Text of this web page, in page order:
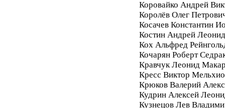
Коровайко Андрей
Королёв Олег
Косачев Константин
Костин Андрей
Кох Альфред
Кочарян Роберт
Кравчук Леонид
Кресс Виктор
Крюков Валерий
Кудрин Алексей
Кузнецов Лев